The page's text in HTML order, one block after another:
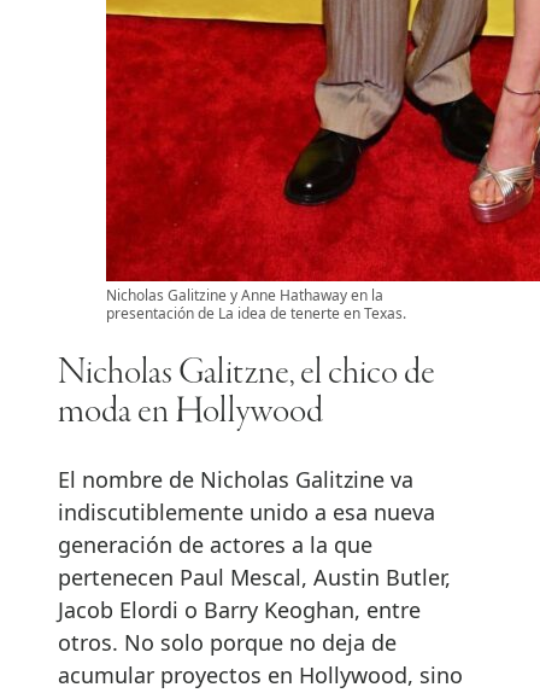
Nicholas Galitzine y Anne Hathaway en la
presentación de La idea de tenerte en Texas.
Nicholas Galitzne, el chico de
moda en Hollywood
El nombre de Nicholas Galitzine va
indiscutiblemente unido a esa nueva
generación de actores a la que
pertenecen Paul Mescal, Austin Butler,
Jacob Elordi o Barry Keoghan, entre
otros. No solo porque no deja de
acumular proyectos en Hollywood, sino